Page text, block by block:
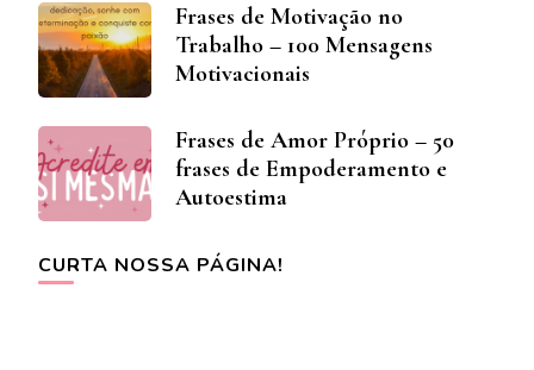
Frases de Motivação no
Trabalho – 100 Mensagens
Motivacionais
Frases de Amor Próprio – 50
frases de Empoderamento e
Autoestima
CURTA NOSSA PÁGINA!